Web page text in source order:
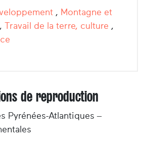
, Montagne et
, Travail de la terre, culture ,
de reproduction
Pyrénées-Atlantiques –